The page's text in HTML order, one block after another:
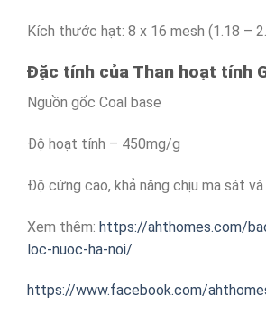
Kích thước hạt: 8 x 16 mesh (1.18 –
Đặc tính của Than hoạt tính
Nguồn gốc Coal base
Độ hoạt tính – 450mg/g
Độ cứng cao, khả năng chịu ma sát
Xem thêm: https://ahthomes.com/
loc-nuoc-ha-noi/
https://www.facebook.com/